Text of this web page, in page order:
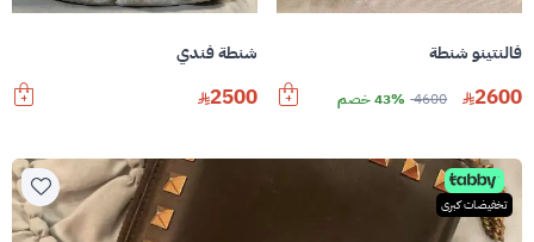
فالنتينو شنطة
2600
4600 43% خصم
شنطة فندي
2500
تخفيضات كبرى